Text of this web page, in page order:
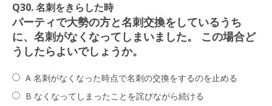
Q30. 名刺をきらした時
パーティで大勢の方と名刺交換をしているうち
に、名刺がなくなってしまいました。 この場合ど
うしたらよいでしょうか。
A 名刺がなくなった時点で名刺の交換をするのを止める
B なくなってしまったことを詫びながら続ける